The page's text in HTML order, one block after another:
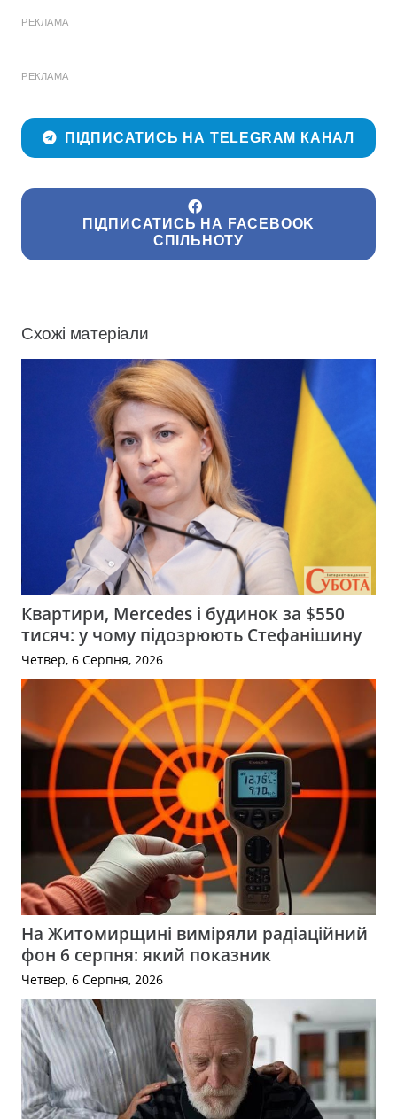
РЕКЛАМА
РЕКЛАМА
ПІДПИСАТИСЬ НА TELEGRAM КАНАЛ
ПІДПИСАТИСЬ НА FACEBOOK
СПІЛЬНОТУ
Схожі матеріали
Квартири, Mercedes і будинок за $550
тисяч: у чому підозрюють Стефанішину
Четвер, 6 Серпня, 2026
На Житомирщині виміряли радіаційний
фон 6 серпня: який показник
Четвер, 6 Серпня, 2026